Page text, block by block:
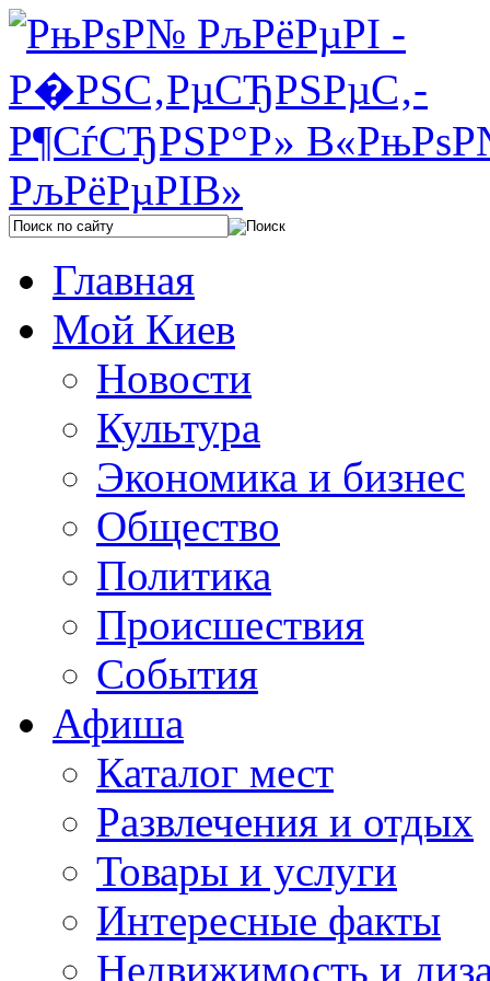
Главная
Мой Киев
Новости
Культура
Экономика и бизнес
Общество
Политика
Происшествия
События
Афиша
Каталог мест
Развлечения и отдых
Товары и услуги
Интересные факты
Недвижимость и